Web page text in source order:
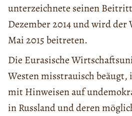
unterzeichnete seinen
Dezember 2014 und wird
Mai 2015 beitreten.
Die Eurasische
Westen misstrauisch beäugt,
mit Hinweisen auf
in Russland und deren